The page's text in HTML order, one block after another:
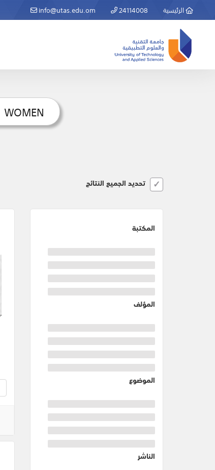
الرئيسية 24114008
info@utas.edu.om
تحديد الجميع النتائج
المكتبة
المؤلف
الموضوع
الناشر